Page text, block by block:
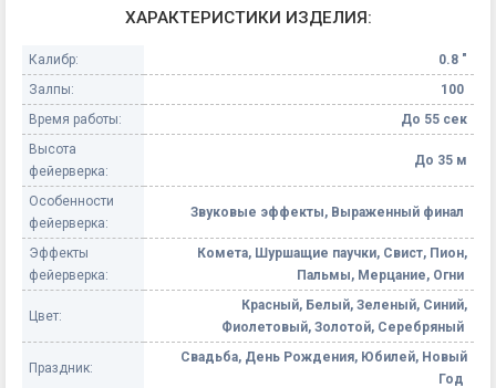
ХАРАКТЕРИСТИКИ ИЗДЕЛИЯ:
Калибр:
0.8 "
Залпы:
100
Время работы:
До 55 сек
Высота
фейерверка:
До 35 м
Особенности
фейерверка:
Звуковые эффекты, Выраженный финал
Эффекты
фейерверка:
Комета, Шуршащие паучки, Свист, Пион,
Пальмы, Мерцание, Огни
Цвет:
Красный, Белый, Зеленый, Синий,
Фиолетовый, Золотой, Серебряный
Праздник:
Свадьба, День Рождения, Юбилей, Новый
Год